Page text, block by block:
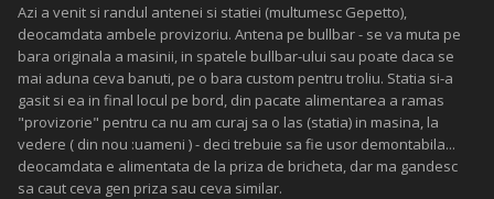
Azi a venit si randul antenei si statiei (multumesc Gepetto),
deocamdata ambele provizoriu. Antena pe bullbar - se va muta pe
bara originala a masinii, in spatele bullbar-ului sau poate daca se
mai aduna ceva banuti, pe o bara custom pentru troliu. Statia si-a
gasit si ea in final locul pe bord, din pacate alimentarea a ramas
"provizorie" pentru ca nu am curaj sa o las (statia) in masina, la
vedere ( din nou :uameni ) - deci trebuie sa fie usor demontabila...
deocamdata e alimentata de la priza de bricheta, dar ma gandesc
sa caut ceva gen priza sau ceva similar.